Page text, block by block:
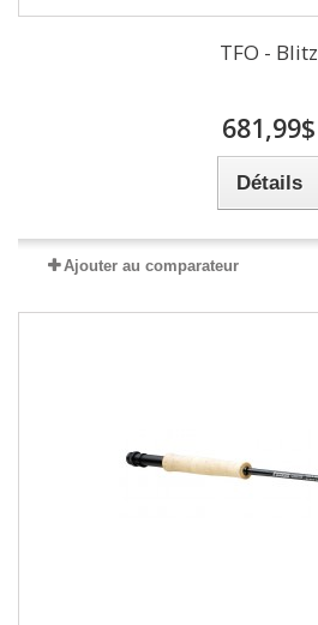
TFO - Blitz
681,99$
Détails
Ajouter au comparateur